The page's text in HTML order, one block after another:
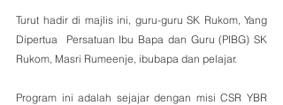
Turut hadir di majlis ini, guru-guru SK Rukom, Yang
Dipertua  Persatuan Ibu Bapa dan Guru (PIBG) SK
Rukom, Masri Rumeenje, ibubapa dan pelajar.
Program ini adalah sejajar dengan misi CSR YBR